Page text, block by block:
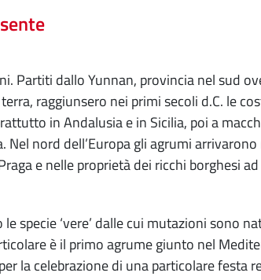
Partiti dallo Yunnan, provincia nel sud
raggiunsero nei primi secoli d.C. le
in Andalusia e in Sicilia, poi a
nord dell’Europa gli agrumi
e nelle proprietà dei ricchi borghesi
specie ‘vere’ dalle cui mutazioni sono
è il primo agrume giunto nel
la celebrazione di una particolare festa